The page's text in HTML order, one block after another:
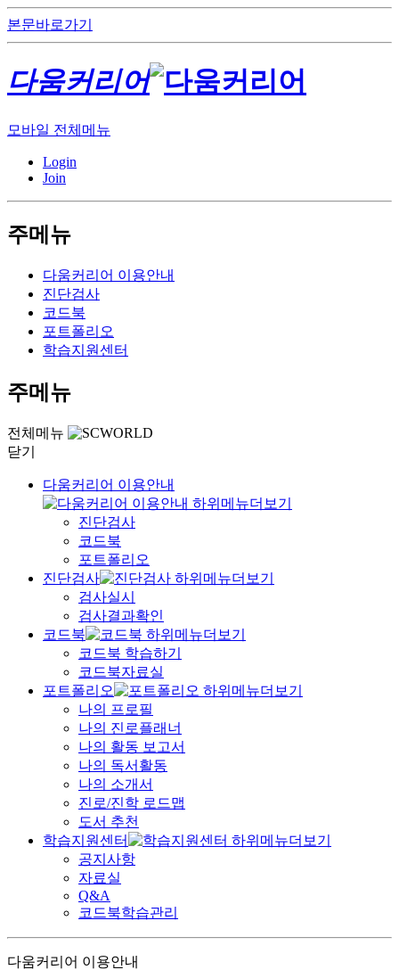
본문바로가기
다움커리어
모바일 전체메뉴
Login
Join
주메뉴
다움커리어 이용안내
진단검사
코드북
포트폴리오
학습지원센터
주메뉴
전체메뉴
닫기
다움커리어 이용안내
진단검사
코드북
포트폴리오
진단검사
검사실시
검사결과확인
코드북
코드북 학습하기
코드북자료실
포트폴리오
나의 프로필
나의 진로플래너
나의 활동 보고서
나의 독서활동
나의 소개서
진로/진학 로드맵
도서 추천
학습지원센터
공지사항
자료실
Q&A
코드북학습관리
다움커리어 이용안내